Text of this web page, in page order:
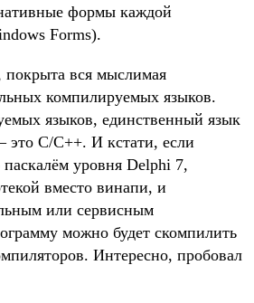
формы каждой
Forms).
вся мыслимая
компилируемых языков.
языков, единственный язык
это C/C++. И кстати, если
паскалём уровня Delphi 7,
вместо винапи, и
или сервисным
можно будет скомпилить
Интересно, пробовал